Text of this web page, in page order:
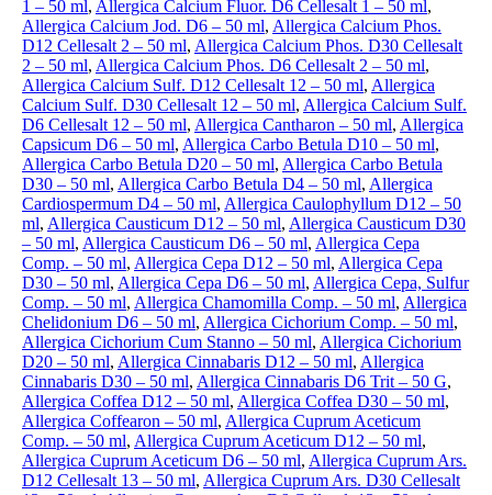
1 – 50 ml, Allergica Calcium Fluor. D6 Cellesalt 1 – 50 ml,
Allergica Calcium Jod. D6 – 50 ml, Allergica Calcium Phos.
D12 Cellesalt 2 – 50 ml, Allergica Calcium Phos. D30 Cellesalt
2 – 50 ml, Allergica Calcium Phos. D6 Cellesalt 2 – 50 ml,
Allergica Calcium Sulf. D12 Cellesalt 12 – 50 ml, Allergica
Calcium Sulf. D30 Cellesalt 12 – 50 ml, Allergica Calcium Sulf.
D6 Cellesalt 12 – 50 ml, Allergica Cantharon – 50 ml, Allergica
Capsicum D6 – 50 ml, Allergica Carbo Betula D10 – 50 ml,
Allergica Carbo Betula D20 – 50 ml, Allergica Carbo Betula
D30 – 50 ml, Allergica Carbo Betula D4 – 50 ml, Allergica
Cardiospermum D4 – 50 ml, Allergica Caulophyllum D12 – 50
ml, Allergica Causticum D12 – 50 ml, Allergica Causticum D30
– 50 ml, Allergica Causticum D6 – 50 ml, Allergica Cepa
Comp. – 50 ml, Allergica Cepa D12 – 50 ml, Allergica Cepa
D30 – 50 ml, Allergica Cepa D6 – 50 ml, Allergica Cepa, Sulfur
Comp. – 50 ml, Allergica Chamomilla Comp. – 50 ml, Allergica
Chelidonium D6 – 50 ml, Allergica Cichorium Comp. – 50 ml,
Allergica Cichorium Cum Stanno – 50 ml, Allergica Cichorium
D20 – 50 ml, Allergica Cinnabaris D12 – 50 ml, Allergica
Cinnabaris D30 – 50 ml, Allergica Cinnabaris D6 Trit – 50 G,
Allergica Coffea D12 – 50 ml, Allergica Coffea D30 – 50 ml,
Allergica Coffearon – 50 ml, Allergica Cuprum Aceticum
Comp. – 50 ml, Allergica Cuprum Aceticum D12 – 50 ml,
Allergica Cuprum Aceticum D6 – 50 ml, Allergica Cuprum Ars.
D12 Cellesalt 13 – 50 ml, Allergica Cuprum Ars. D30 Cellesalt